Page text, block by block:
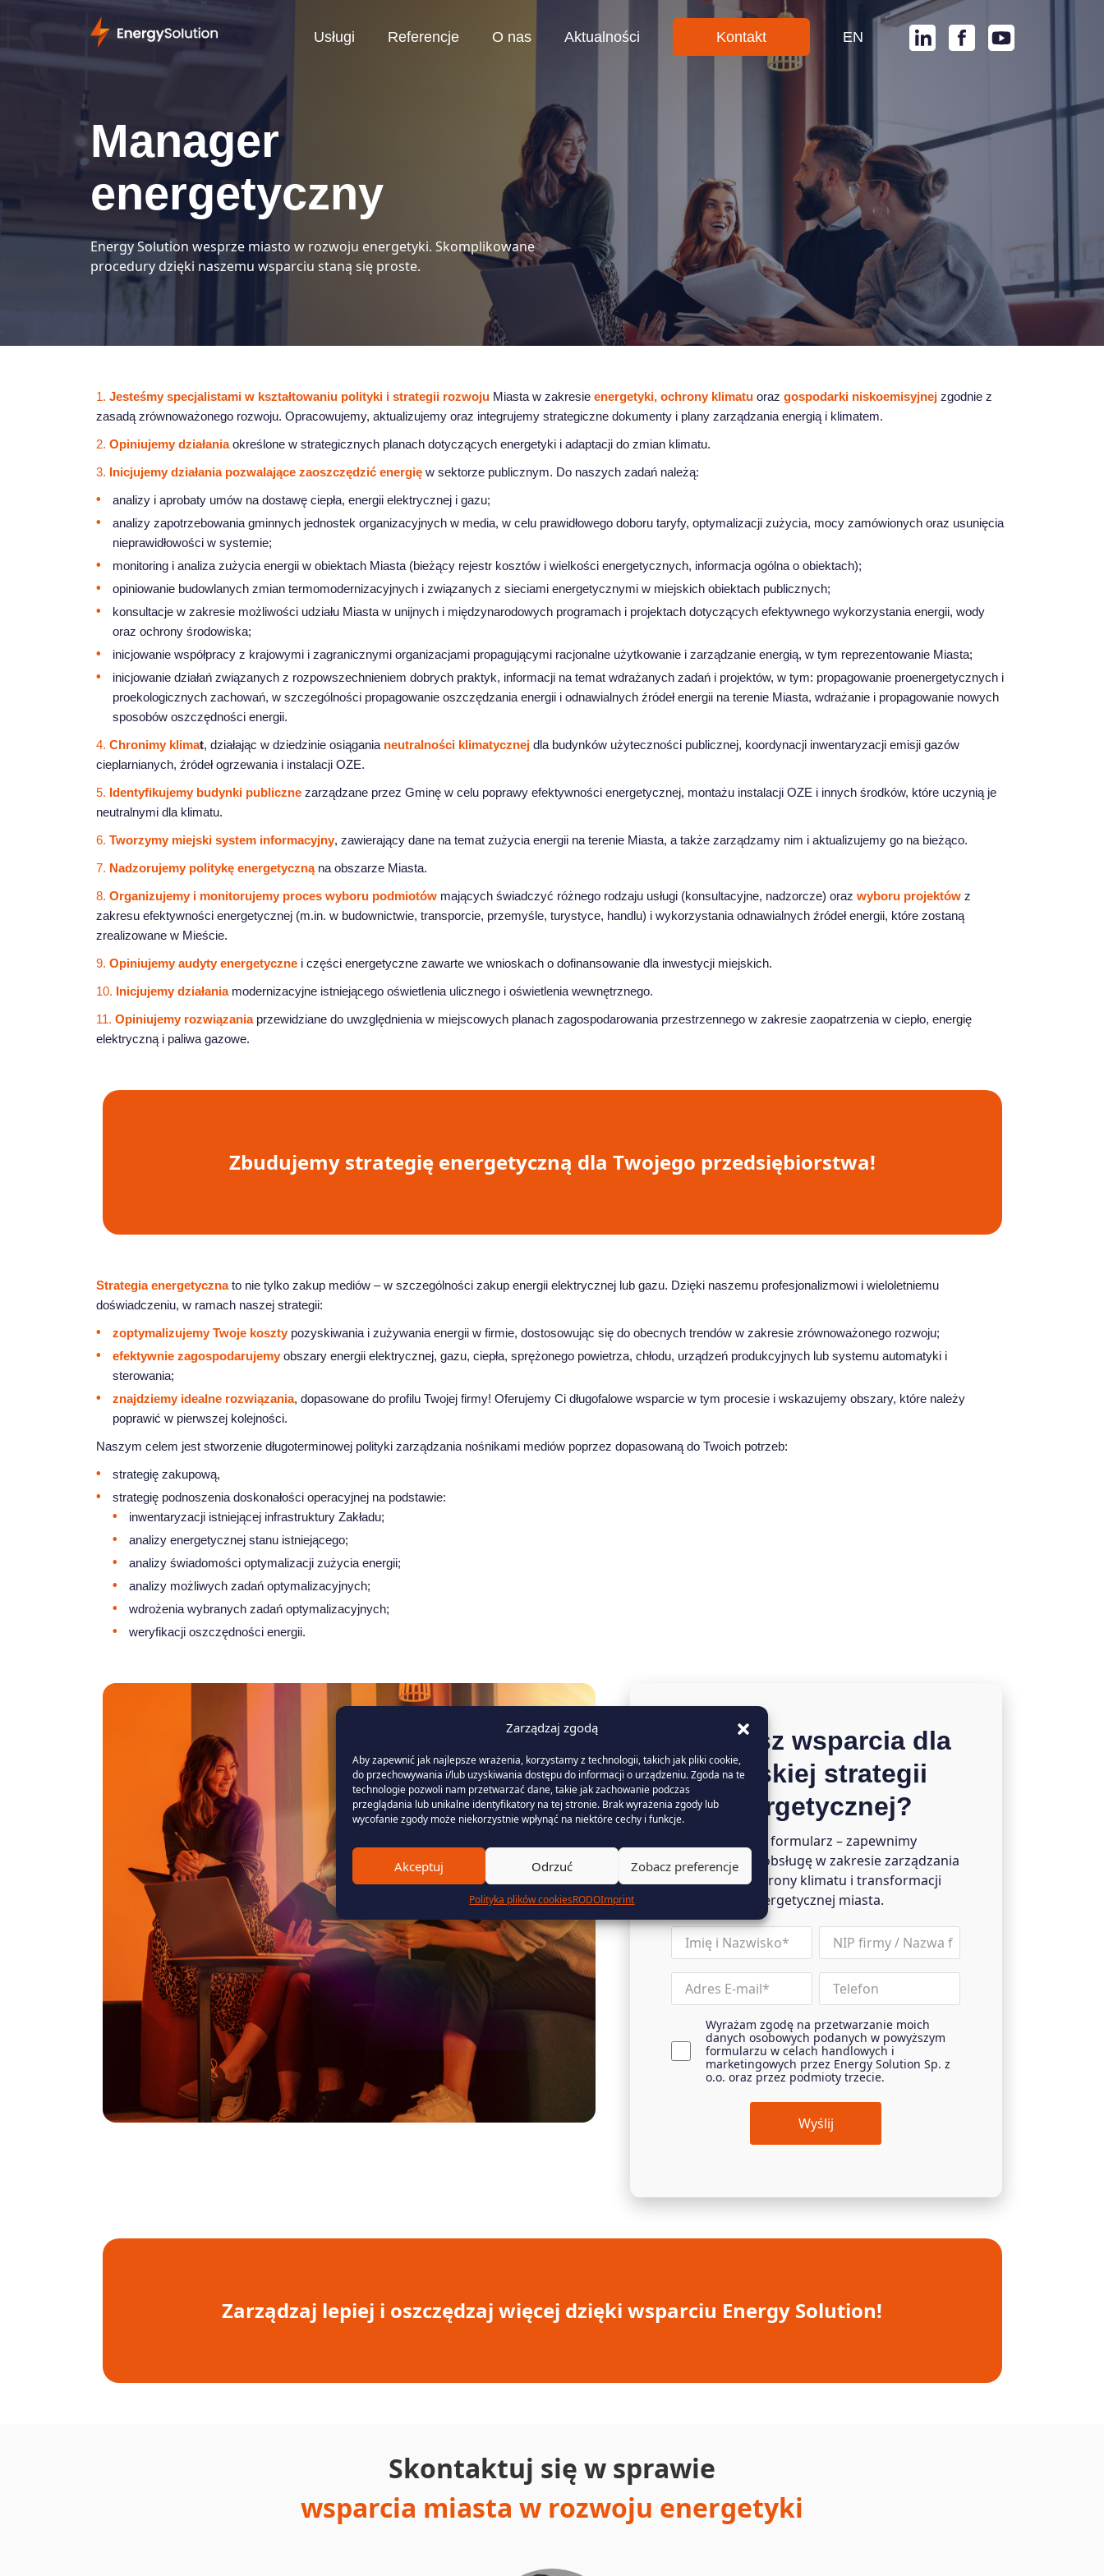
Zarządzaj zgodą
Aby zapewnić jak najlepsze wrażenia, korzystamy z technologii, takich jak pliki cookie,
do przechowywania i/lub uzyskiwania dostępu do informacji o urządzeniu. Zgoda na te
technologie pozwoli nam przetwarzać dane, takie jak zachowanie podczas
przeglądania lub unikalne identyfikatory na tej stronie. Brak wyrażenia zgody lub
wycofanie zgody może niekorzystnie wpłynąć na niektóre cechy i funkcje.
Akceptuj Odrzuć Zobacz preferencje
Polityka plików cookiesRODOImprint
Usługi Referencje O nas Aktualności Kontakt EN
Manager
energetyczny
Energy Solution wesprze miasto w rozwoju energetyki. Skomplikowane
procedury dzięki naszemu wsparciu staną się proste.
1. Jesteśmy specjalistami w kształtowaniu polityki i strategii rozwoju Miasta w zakresie energetyki, ochrony klimatu oraz gospodarki niskoemisyjnej zgodnie z
zasadą zrównoważonego rozwoju. Opracowujemy, aktualizujemy oraz integrujemy strategiczne dokumenty i plany zarządzania energią i klimatem.
2. Opiniujemy działaniaokreślone w strategicznych planach dotyczących energetyki i adaptacji do zmian klimatu.
3. Inicjujemy działania pozwalające zaoszczędzić energię w sektorze publicznym. Do naszych zadań należą:
analizy i aprobaty umów na dostawę ciepła, energii elektrycznej i gazu;
analizy zapotrzebowania gminnych jednostek organizacyjnych w media, w celu prawidłowego doboru taryfy, optymalizacji zużycia, mocy zamówionych oraz usunięcia
nieprawidłowości w systemie;
monitoring i analiza zużycia energii w obiektach Miasta (bieżący rejestr kosztów i wielkości energetycznych, informacja ogólna o obiektach);
opiniowanie budowlanych zmian termomodernizacyjnych i związanych z sieciami energetycznymi w miejskich obiektach publicznych;
konsultacje w zakresie możliwości udziału Miasta w unijnych i międzynarodowych programach i projektach dotyczących efektywnego wykorzystania energii, wody
oraz ochrony środowiska;
inicjowanie współpracy z krajowymi i zagranicznymi organizacjami propagującymi racjonalne użytkowanie i zarządzanie energią, w tym reprezentowanie Miasta;
inicjowanie działań związanych z rozpowszechnieniem dobrych praktyk, informacji na temat wdrażanych zadań i projektów, w tym: propagowanie proenergetycznych i
proekologicznych zachowań, w szczególności propagowanie oszczędzania energii i odnawialnych źródeł energii na terenie Miasta, wdrażanie i propagowanie nowych
sposobów oszczędności energii.
4. Chronimy klimat, działając w dziedzinie osiągania neutralności klimatycznej dla budynków użyteczności publicznej, koordynacji inwentaryzacji emisji gazów
cieplarnianych, źródeł ogrzewania i instalacji OZE.
5. Identyfikujemy budynki publiczne zarządzane przez Gminę w celu poprawy efektywności energetycznej, montażu instalacji OZE i innych środków, które uczynią je
neutralnymi dla klimatu.
6. Tworzymy miejski system informacyjny, zawierający dane na temat zużycia energii na terenie Miasta, a także zarządzamy nim i aktualizujemy go na bieżąco.
7. Nadzorujemy politykę energetycznąna obszarze Miasta.
8. Organizujemy i monitorujemy proces wyboru podmiotów mających świadczyć różnego rodzaju usługi (konsultacyjne, nadzorcze) oraz wyboru projektów z
zakresu efektywności energetycznej (m.in. w budownictwie, transporcie, przemyśle, turystyce, handlu) i wykorzystania odnawialnych źródeł energii, które zostaną
zrealizowane w Mieście.
9. Opiniujemy audyty energetyczne i części energetyczne zawarte we wnioskach o dofinansowanie dla inwestycji miejskich.
10. Inicjujemy działaniamodernizacyjne istniejącego oświetlenia ulicznego i oświetlenia wewnętrznego.
11. Opiniujemy rozwiązaniaprzewidziane do uwzględnienia w miejscowych planach zagospodarowania przestrzennego w zakresie zaopatrzenia w ciepło, energię
elektryczną i paliwa gazowe.
Zbudujemy strategię energetyczną dla Twojego przedsiębiorstwa!
Strategia energetycznato nie tylko zakup mediów – w szczególności zakup energii elektrycznej lub gazu. Dzięki naszemu profesjonalizmowi i wieloletniemu
doświadczeniu, w ramach naszej strategii:
zoptymalizujemy Twoje koszty pozyskiwania i zużywania energii w firmie, dostosowując się do obecnych trendów w zakresie zrównoważonego rozwoju;
efektywnie zagospodarujemy obszary energii elektrycznej, gazu, ciepła, sprężonego powietrza, chłodu, urządzeń produkcyjnych lub systemu automatyki i
sterowania;
znajdziemy idealne rozwiązania, dopasowane do profilu Twojej firmy! Oferujemy Ci długofalowe wsparcie w tym procesie i wskazujemy obszary, które należy
poprawić w pierwszej kolejności.
Naszym celem jest stworzenie długoterminowej polityki zarządzania nośnikami mediów poprzez dopasowaną do Twoich potrzeb:
strategię zakupową,
strategię podnoszenia doskonałości operacyjnej na podstawie:
inwentaryzacji istniejącej infrastruktury Zakładu;
analizy energetycznej stanu istniejącego;
analizy świadomości optymalizacji zużycia energii;
analizy możliwych zadań optymalizacyjnych;
wdrożenia wybranych zadań optymalizacyjnych;
weryfikacji oszczędności energii.
Szukasz wsparcia dla
miejskiej strategii
energetycznej?
Wypełnij formularz – zapewnimy
kompleksową obsługę w zakresie zarządzania
energią, ochrony klimatu i transformacji
energetycznej miasta.
name
(wymagane)
nip
Email
(wymagane)
Phone
agreement
(wymagane)
Wyrażam zgodę na przetwarzanie moich
danych osobowych podanych w powyższym
formularzu w celach handlowych i
marketingowych przez Energy Solution Sp. z
o.o. oraz przez podmioty trzecie.
Zarządzaj lepiej i oszczędzaj więcej dzięki wsparciu Energy Solution!
Skontaktuj się w sprawie
wsparcia miasta w rozwoju energetyki